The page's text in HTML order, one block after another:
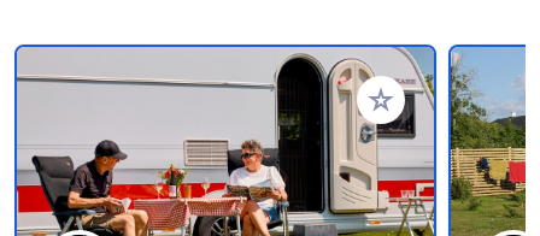
Add to your